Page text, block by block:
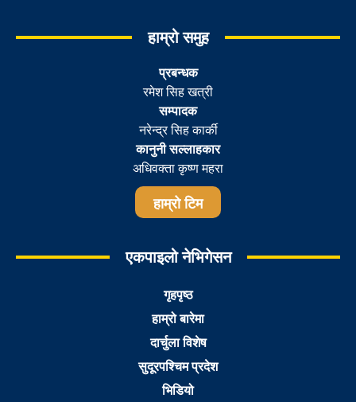
हाम्रो समुह
प्रबन्धक
रमेश सिह खत्री
सम्पादक
नरेन्द्र सिह कार्की
कानुनी सल्लाहकार
अधिवक्ता कृष्ण महरा
हाम्रो टिम
एकपाइलो नेभिगेसन
गृहपृष्ठ
हाम्रो बारेमा
दार्चुला विशेष
सुदूरपश्चिम प्रदेश
भिडियो